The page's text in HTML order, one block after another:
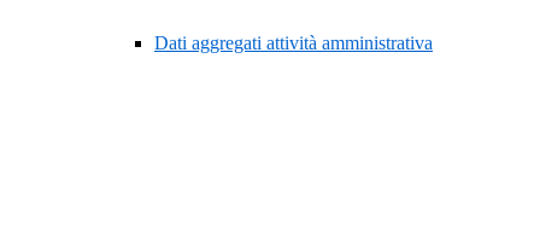
Dati aggregati attività amministrativa